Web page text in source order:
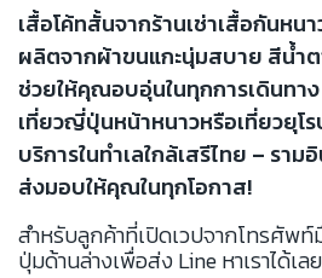
เสื้อโค้ทสั้นจากร้านเช่าเสื้อกันหน
ผลิตจากผ้าขนแกะนุ่มสบาย สีน้ำ
ช่วยให้คุณอบอุ่นในทุกการเดินทา
เที่ยวญี่ปุ่นหน้าหนาวหรือเที่ยวยุโ
บริการในทำเลใกล้เสรีไทย – รา
ส่งมอบให้คุณในทุกโอกาส!
สำหรับลูกค้าที่เปิดเวปจากโทรศัพ
ปุ่มด้านล่างเพื่อส่ง Line หาเราได้เล